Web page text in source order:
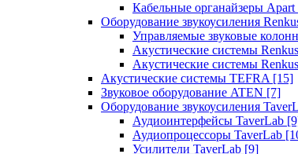
Кабельные органайзеры
Оборудование звукоусиления
Управляемые звуковые
Акустические системы
Акустические системы
Акустические системы TEFRA [15]
Звуковое оборудование ATEN [7]
Оборудование звукоусиления
Аудиоинтерфейсы TaverLab
Аудиопроцессоры TaverLab
Усилители TaverLab [9]